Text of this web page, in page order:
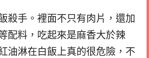
殺手。裡面不只有肉片，還加
配料，吃起來是麻香大於辣
油淋在白飯上真的很危險，不